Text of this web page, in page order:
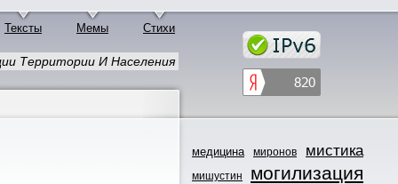
Тексты Мемы Стихи
Территории И Населения
медицина миронов мистика
мишустин могилизация